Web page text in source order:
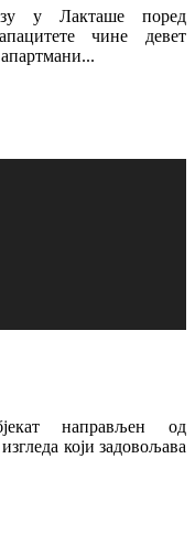
у Лакташе поред
чине девет
направљен од
који задовољава